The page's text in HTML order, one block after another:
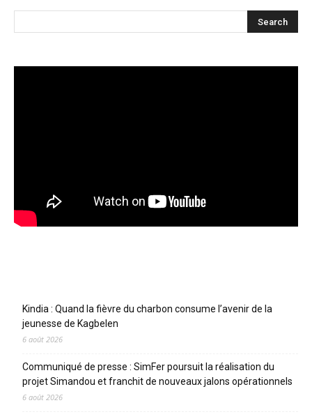
Kindia : Quand la fièvre du charbon consume l’avenir de la
jeunesse de Kagbelen
6 août 2026
Communiqué de presse : SimFer poursuit la réalisation du
projet Simandou et franchit de nouveaux jalons opérationnels
6 août 2026